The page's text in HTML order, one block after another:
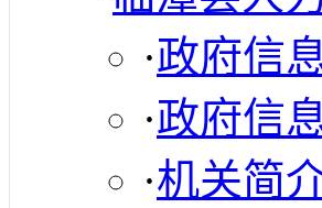
·政府信
·政府信
·机关简